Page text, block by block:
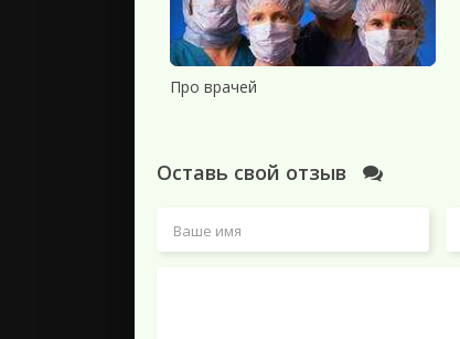
Про врачей
Оставь свой отзыв